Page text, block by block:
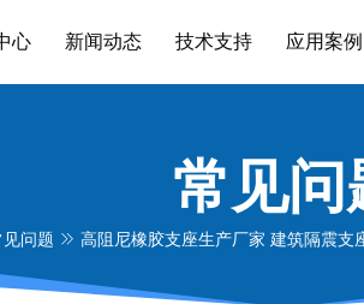
心 新闻动态 技术支持 应用案例
常见问
见问题 高阻尼橡胶支座生产厂家 建筑隔震支